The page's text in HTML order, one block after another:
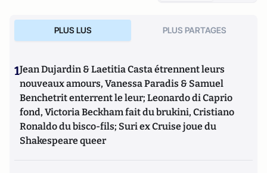
PLUS LUS PLUS PARTAGES
1Jean Dujardin & Laetitia Casta étrennent leurs
nouveaux amours, Vanessa Paradis & Samuel
Benchetrit enterrent le leur; Leonardo di Caprio
fond, Victoria Beckham fait du brukini, Cristiano
Ronaldo du bisco-fils; Suri ex Cruise joue du
Shakespeare queer